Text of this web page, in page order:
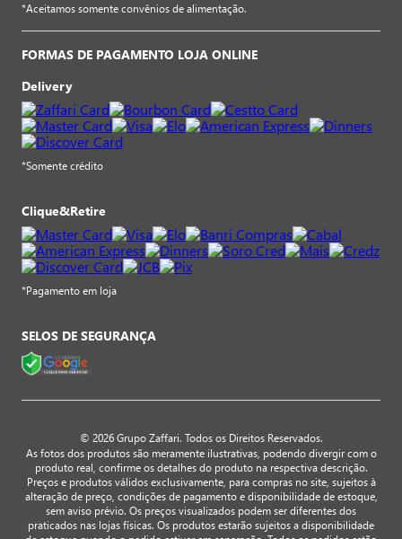
*Aceitamos somente convênios de alimentação.
FORMAS DE PAGAMENTO LOJA ONLINE
Delivery
*Somente crédito
Clique&Retire
*Pagamento em loja
SELOS DE SEGURANÇA
© 2026 Grupo Zaffari. Todos os Direitos Reservados.
As fotos dos produtos são meramente ilustrativas, podendo divergir com o
produto real, confirme os detalhes do produto na respectiva descrição.
Preços e produtos válidos exclusivamente, para compras no site, sujeitos à
alteração de preço, condições de pagamento e disponibilidade de estoque,
sem aviso prévio. Os preços visualizados podem ser diferentes dos
praticados nas lojas físicas. Os produtos estarão sujeitos a disponibilidade